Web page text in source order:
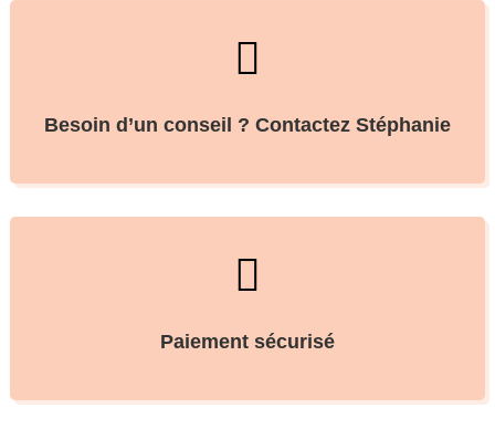

Besoin d’un conseil ? Contactez Stéphanie

Paiement sécurisé